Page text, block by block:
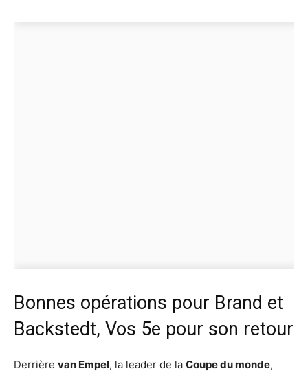
Bonnes opérations pour Brand et
Backstedt, Vos 5e pour son retour
Derrière van Empel, la leader de la Coupe du monde,